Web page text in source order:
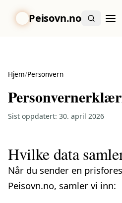
Peisovn.no
Hjem/Personvern
Sist oppdatert: 30. april 2026
Hvilke data
Når du sender en
Peisovn.no, samler vi inn: